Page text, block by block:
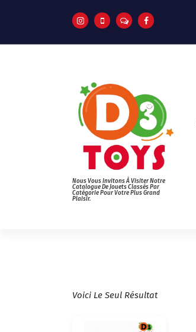
Nous Vous Invitons À Visiter Notre
Catalogue De Jouets Classés Par
Catégorie Pour Votre Plus Grand
Plaisir.
Voici Le Seul Résultat